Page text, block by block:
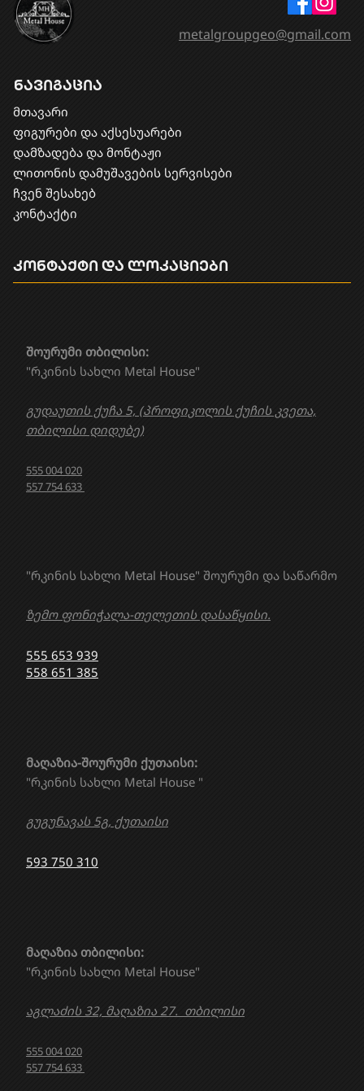
ნავიგაცია
მთავარი
ფიგურები და აქსესუარები
დამზადება და მონტაჟი
​ლითონის დამუშავების სერვისები
ჩვენ შესახებ
კონტაქტი
"რკინის სახლი Metal House" შოურუმი და საწარმო
ზემო ფონიჭალა-თელეთის დასაწყისი.
555 653 939
558 651 385
მაღაზია თბილისი:
"რკინის სახლი Metal House"
აგლაძის 32, მაღაზია 27. თბილისი
555 004 020
557 754 633
მაღაზია-შოურუმი ქუთაისი:
"რკინის სახლი Metal House "
გუგუნავას 5გ, ქუთაისი
593 750 310
შოურუმი თბილისი:
"რკინის სახლი Metal House"
გუდაუთის ქუჩა 5, (პროფიკოლის ქუჩის კვეთა,
თბილისი დიდუბე)
555 004 020
557 754 633
კონტაქტი და ლოკაციები
metalgroupgeo@gmail.com